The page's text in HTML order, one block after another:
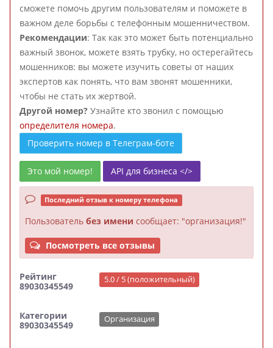
сможете помочь другим пользователям и поможете в
важном деле борьбы с телефонным мошенничеством.
Рекомендации: Так как это может быть потенциально
важный звонок, можете взять трубку, но остерегайтесь
мошенников: вы можете изучить советы от наших
экспертов как понять, что вам звонят мошенники,
чтобы не стать их жертвой.
Другой номер? Узнайте кто звонил с помощью
определителя номера.
Проверить номер в Телеграм-боте
Это мой номер! API для бизнеса </>
Последний отзыв к номеру телефона
Пользователь без имени сообщает: "организация!"
Посмотреть все отзывы
Рейтинг
89030345549
5.0 / 5 (положительный)
Категории
89030345549
Организация